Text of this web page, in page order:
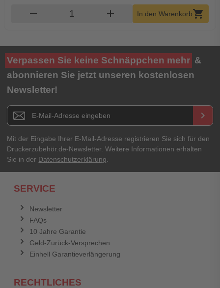
remove Produkt Warenkorb Menge
add In den Warenkorbshopping_cart
Verpassen Sie keine Schnäppchen mehr &
abonnieren Sie jetzt unseren kostenlosen
Newsletter!
Newsletter E-Mail Adresse keyboard_arrow_right
Mit der Eingabe Ihrer E-Mail-Adresse registrieren Sie sich für den
Druckerzubehör.de-Newsletter. Weitere Informationen erhalten
Sie in der Datenschutzerklärung.
SERVICE
Newsletter
FAQs
10 Jahre Garantie
Geld-Zurück-Versprechen
Einhell Garantieverlängerung
RECHTLICHES